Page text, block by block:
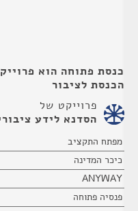
כנסת פתוחה הוא
הכנסת לציבור
פרוייקט של
הסדנא לידע
מפתח התקציב
כיכר המדינה
ANYWAY
פנסיה פתוחה